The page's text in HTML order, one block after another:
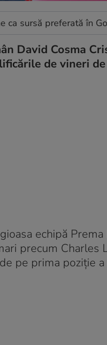
ca sursă preferată în
David Cosma
de vineri
echipă
precum Charles
pe prima poziție